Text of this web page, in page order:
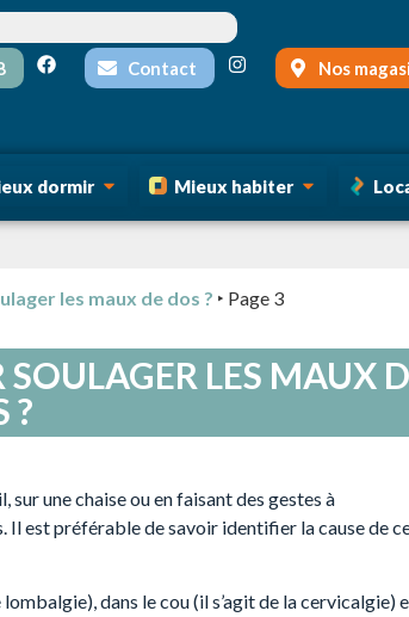
Contact Nos
dormir Mieux habiter
les maux de dos ? ‣ Page 3
LES MAUX
?
une chaise ou en faisant des gestes à
Il est préférable de savoir identifier la cause de
dans le cou (il s’agit de la cervicalgie)